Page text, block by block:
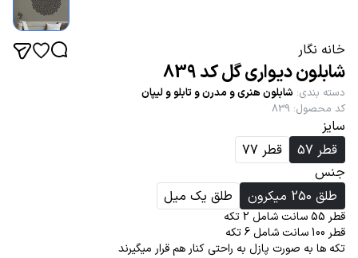
خانه نگار
شابلون دیواری گل کد 839
دسته بندی: شابلون هنری و مدرن و تابلو و لیپان
کد محصول:
839
سایز
قطر 57
قطر 77
جنس
طلق 250 میکرون
طلق یک میل
قطر 55 سانت شامل 2 تکه
قطر 100 سانت شامل 6 تکه
تکه ها به صورت پازل به راحتی کنار هم قرار میگیرند